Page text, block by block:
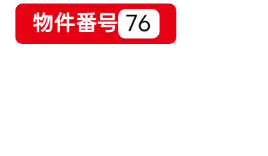
物件番号 76